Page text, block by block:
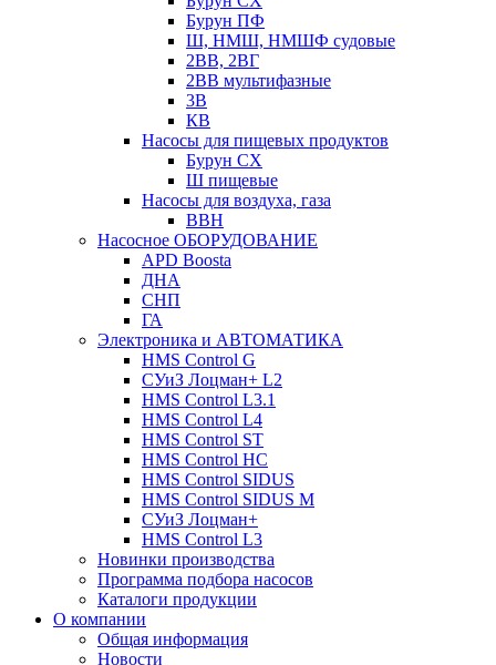
Бурун ПФ
Ш, НМШ, НМШФ судовые
2ВВ, 2ВГ
2ВВ мультифазные
3В
КВ
Насосы для пищевых продуктов
Бурун СХ
Ш пищевые
Насосы для воздуха, газа
ВВН
Насосное ОБОРУДОВАНИЕ
APD Boosta
ДНА
СНП
ГА
Электроника и АВТОМАТИКА
HMS Control G
СУиЗ Лоцман+ L2
HMS Control L3.1
HMS Control L4
HMS Control ST
HMS Control HC
HMS Control SIDUS
HMS Control SIDUS M
СУиЗ Лоцман+
HMS Control L3
Новинки производства
Программа подбора насосов
Каталоги продукции
О компании
Общая информация
Новости